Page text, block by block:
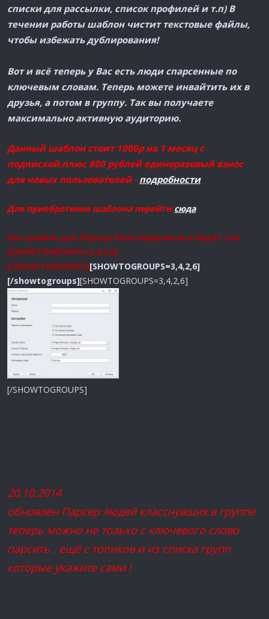
списки для рассылки, список профилей и т.п) В
течении работы шаблон чистит текстовые файлы,
чтобы избежать дублирования!
Вот и всё теперь у Вас есть люди спарсенные по
ключевым словам. Теперь можете инвайтить их в
друзья, а потом в группу. Так вы получаете
максимально активную аудиторию.
Данный шаблон стоит 1000р на 1 месяц с
подпиской.плюс 800 рублей единоразовый взнос
для новых пользователей - подробности
Для приобретения шаблона перейти сюда
Настройки для Парсер Класснувших выглядят так
[SHOWTOGROUPS=3,4,2,6]
[/SHOWTOGROUPS][SHOWTOGROUPS=3,4,2,6]
[/showtogroups][SHOWTOGROUPS=3,4,2,6]
[/SHOWTOGROUPS]
20.10.2014
обновлён Парсер людей класснувших в группе
теперь можно не только с ключевого слово
парсить , ещё с топиков и из списка групп
которые укажите сами !